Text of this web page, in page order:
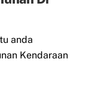
anda
Kendaraan